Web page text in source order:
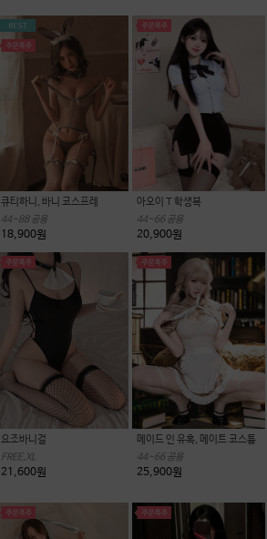
큐티하니, 바니 코스프레
44~88 공용
18,900원
아오이 T 학생복
44~66 공용
20,900원
요조바니걸
FREE,XL
21,600원
메이드 인 유혹, 메이트 코스튬
44~66 공용
25,900원